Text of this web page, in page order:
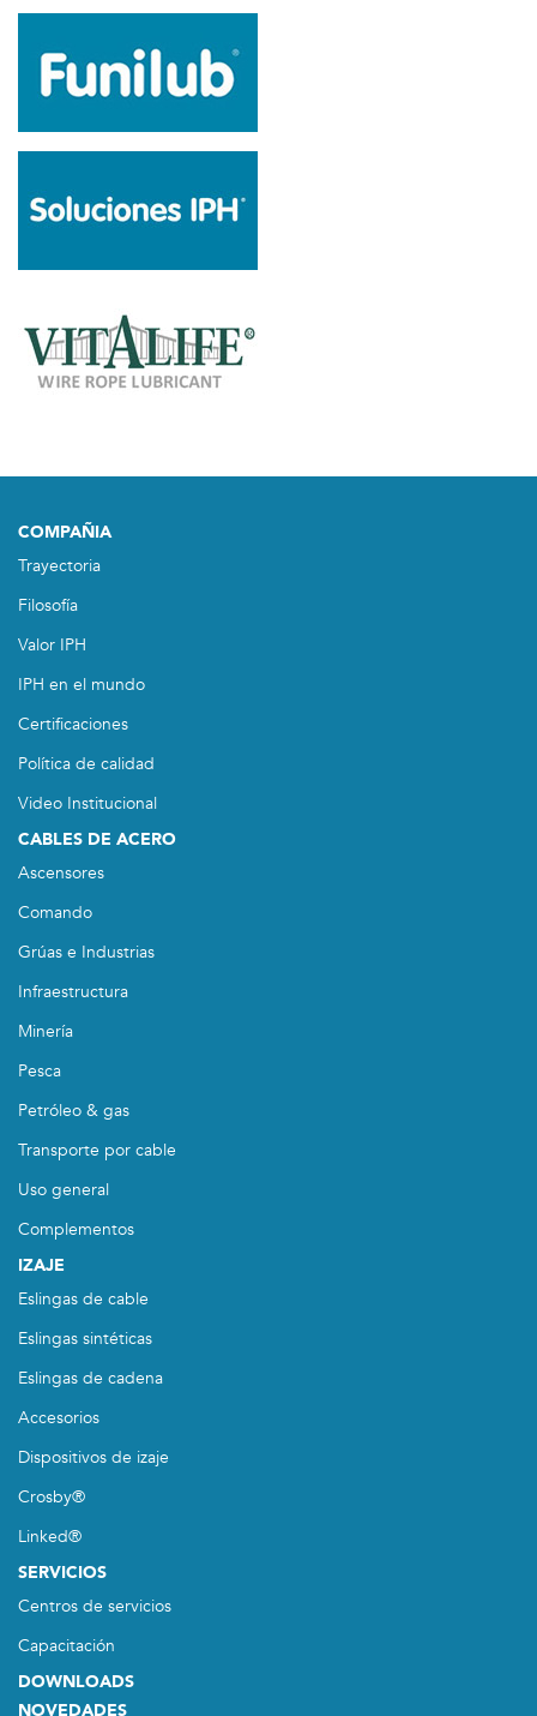
COMPAÑIA
Trayectoria
Filosofía
Valor IPH
IPH en el mundo
Certificaciones
Política de calidad
Video Institucional
CABLES DE ACERO
Ascensores
Comando
Grúas e Industrias
Infraestructura
Minería
Pesca
Petróleo & gas
Transporte por cable
Uso general
Complementos
IZAJE
Eslingas de cable
Eslingas sintéticas
Eslingas de cadena
Accesorios
Dispositivos de izaje
Crosby®
Linked®
SERVICIOS
Centros de servicios
Capacitación
DOWNLOADS
NOVEDADES